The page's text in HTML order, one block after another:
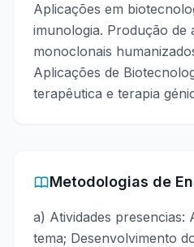
Aplicações em
imunologia. Produção de
monoclonais
Aplicações de
terapêutica e terapia
Metodologias de
a) Atividades presencias:
tema; Desenvolvimento